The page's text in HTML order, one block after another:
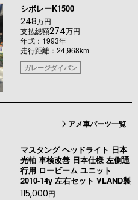
シボレーK1500
248万円
支払総額274万円
年式：1993年
走行距離：24,968km
ガレージダイバン
アメ車パーツ一覧
マスタング ヘッドライト 日本
光軸 車検改善 日本仕様 左側通
行用 ロービーム ユニット
2010-14y 左右セット VLAND製
115,000円